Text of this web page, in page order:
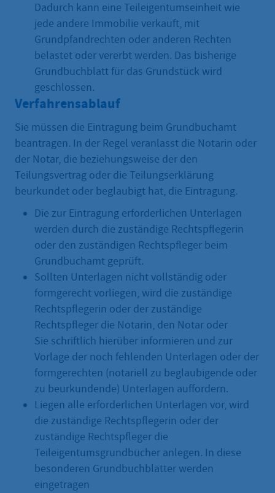
Dadurch kann eine Teileigentumseinheit wie
jede andere Immobilie verkauft, mit
Grundpfandrechten oder anderen Rechten
belastet oder vererbt werden. Das bisherige
Grundbuchblatt für das Grundstück wird
geschlossen.
Verfahrensablauf
Sie müssen die Eintragung beim Grundbuchamt
beantragen. In der Regel veranlasst die Notarin oder
der Notar, die beziehungsweise der den
Teilungsvertrag oder die Teilungserklärung
beurkundet oder beglaubigt hat, die Eintragung.
Die zur Eintragung erforderlichen Unterlagen
werden durch die zuständige Rechtspflegerin
oder den zuständigen Rechtspfleger beim
Grundbuchamt geprüft.
Sollten Unterlagen nicht vollständig oder
formgerecht vorliegen, wird die zuständige
Rechtspflegerin oder der zuständige
Rechtspfleger die Notarin, den Notar oder
Sie schriftlich hierüber informieren und zur
Vorlage der noch fehlenden Unterlagen oder der
formgerechten (notariell zu beglaubigende oder
zu beurkundende) Unterlagen auffordern.
Liegen alle erforderlichen Unterlagen vor, wird
die zuständige Rechtspflegerin oder der
zuständige Rechtspfleger die
Teileigentumsgrundbücher anlegen. In diese
besonderen Grundbuchblätter werden
eingetragen